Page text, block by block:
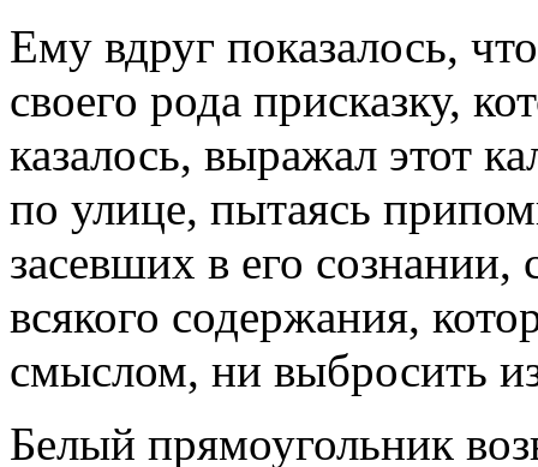
Ему вдруг показалось,
своего рода присказку,
казалось, выражал этот
по улице, пытаясь
засевших в его
всякого содержания,
смыслом, ни выбросить
Белый прямоугольник